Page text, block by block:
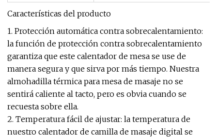
Características del producto
1. Protección automática contra sobrecalentamiento:
la función de protección contra sobrecalentamiento
garantiza que este calentador de mesa se use de
manera segura y que sirva por más tiempo. Nuestra
almohadilla térmica para mesa de masaje no se
sentirá caliente al tacto, pero es obvia cuando se
recuesta sobre ella.
2. Temperatura fácil de ajustar: la temperatura de
nuestro calentador de camilla de masaje digital se